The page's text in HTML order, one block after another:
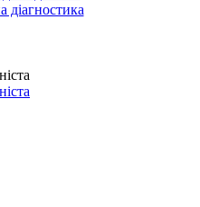
діагностика